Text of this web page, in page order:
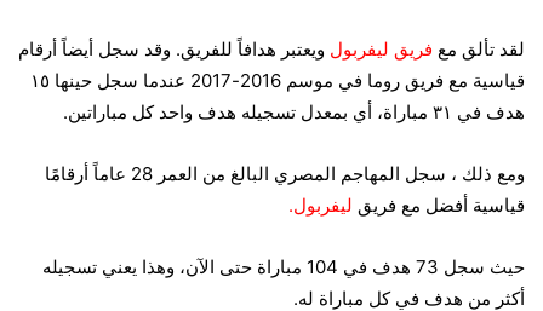
لقد تألق مع فريق ليفربول ويعتبر هدافاً للفريق. وقد سجل أيضاً أرقام
قياسية مع فريق روما في موسم 2016-2017 عندما سجل حينها ١٥
هدف في ٣١ مباراة، أي بمعدل تسجيله هدف واحد كل مباراتين.
ومع ذلك ، سجل المهاجم المصري البالغ من العمر 28 عاماً أرقامًا
قياسية أفضل مع فريق ليفربول.
حيث سجل 73 هدف في 104 مباراة حتى الآن، وهذا يعني تسجيله
أكثر من هدف في كل مباراة له.